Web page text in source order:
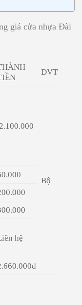
giá cửa nhựa Đài
ĐVT
Bộ
hệ